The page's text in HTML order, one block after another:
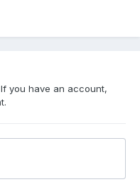
you have an account,